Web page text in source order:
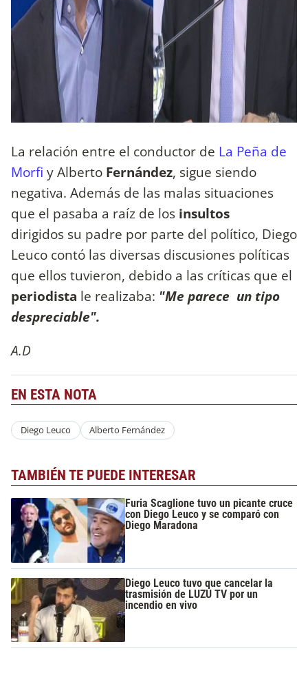
La relación entre el conductor de La Peña de
Morfi y Alberto Fernández, sigue siendo
negativa. Además de las malas situaciones
que el pasaba a raíz de los insultos
dirigidos su padre por parte del político, Diego
Leuco contó las diversas discusiones políticas
que ellos tuvieron, debido a las críticas que el
periodista le realizaba: "Me parece un tipo
despreciable".
A.D
EN ESTA NOTA
Diego Leuco Alberto Fernández
TAMBIÉN TE PUEDE INTERESAR
Furia Scaglione tuvo un picante cruce
con Diego Leuco y se comparó con
Diego Maradona
Diego Leuco tuvo que cancelar la
trasmisión de LUZU TV por un
incendio en vivo